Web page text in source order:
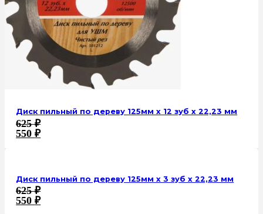
Диск пильный по дереву 125мм х 12 зуб х 22,23 мм
625₽
550₽
Диск пильный по дереву 125мм х 3 зуб х 22,23 мм
625₽
550₽